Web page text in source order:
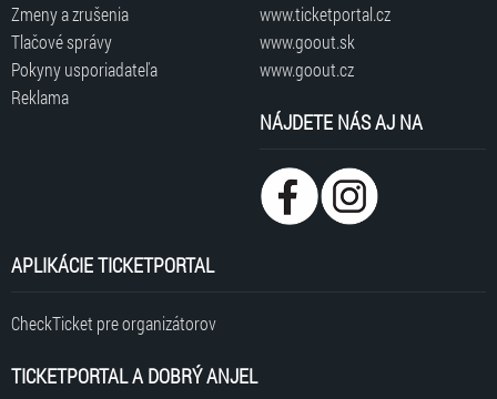
Zmeny a zrušenia
Tlačové správy
Pokyny usporiadateľa
Reklama
www.ticketportal.cz
www.goout.sk
www.goout.cz
NÁJDETE NÁS AJ NA
APLIKÁCIE TICKETPORTAL
CheckTicket pre organizátorov
TICKETPORTAL A DOBRÝ ANJEL